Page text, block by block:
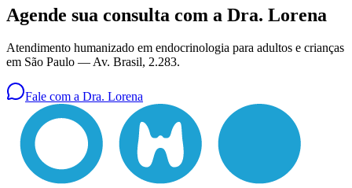
Agende sua consulta com a Dra. Lorena
Atendimento humanizado em endocrinologia para adultos e crianças
em São Paulo —Av. Brasil, 2.283.
Fale com a Dra. Lorena